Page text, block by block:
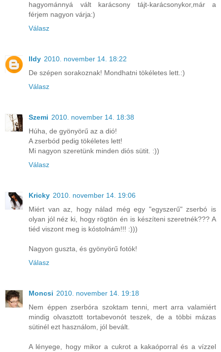
hagyománnyá vált karácsony tájt-karácsonykor,már a
férjem nagyon várja:)
Válasz
Ildy 2010. november 14. 18:22
De szépen sorakoznak! Mondhatni tökéletes lett.:)
Válasz
Szemi 2010. november 14. 18:38
Húha, de gyönyörű az a dió!
A zserbód pedig tökéletes lett!
Mi nagyon szeretünk minden diós sütit. :))
Válasz
Kricky 2010. november 14. 19:06
Miért van az, hogy nálad még egy "egyszerű" zserbó is
olyan jól néz ki, hogy rögtön én is készíteni szeretnék??? A
tiéd viszont meg is kóstolnám!!! :)))
Nagyon guszta, és gyönyörű fotók!
Válasz
Moncsi 2010. november 14. 19:18
Nem éppen zserbóra szoktam tenni, mert arra valamiért
mindig olvasztott tortabevonót teszek, de a többi mázas
sütinél ezt használom, jól bevált.
A lényege, hogy mikor a cukrot a kakaóporral és a vízzel